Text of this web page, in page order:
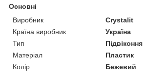
Основні
Виробник
Crystalit
Країна виробник
Україна
Тип
Підвіконня
Матеріал
Пластик
Колір
Бежевий